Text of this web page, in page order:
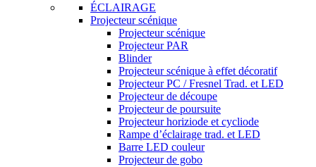
ÉCLAIRAGE
Projecteur scénique
Projecteur scénique
Projecteur PAR
Blinder
Projecteur scénique à effet décoratif
Projecteur PC / Fresnel Trad. et LED
Projecteur de découpe
Projecteur de poursuite
Projecteur horiziode et cycliode
Rampe d’éclairage trad. et LED
Barre LED couleur
Projecteur de gobo